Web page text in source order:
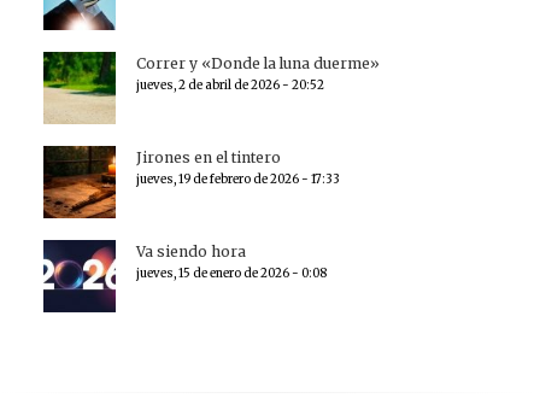
Correr y «Donde la luna duerme»
jueves, 2 de abril de 2026 - 20:52
Jirones en el tintero
jueves, 19 de febrero de 2026 - 17:33
Va siendo hora
jueves, 15 de enero de 2026 - 0:08